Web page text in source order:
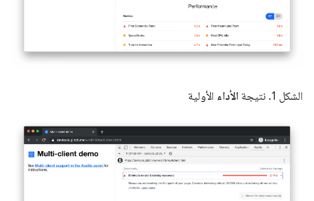
الشكل 1. نتيجة الأداء الأولية